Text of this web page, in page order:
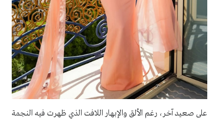
على صعيد آخر، رغم الألق والإبهار اللافت الذي ظهرت فيه النجمة